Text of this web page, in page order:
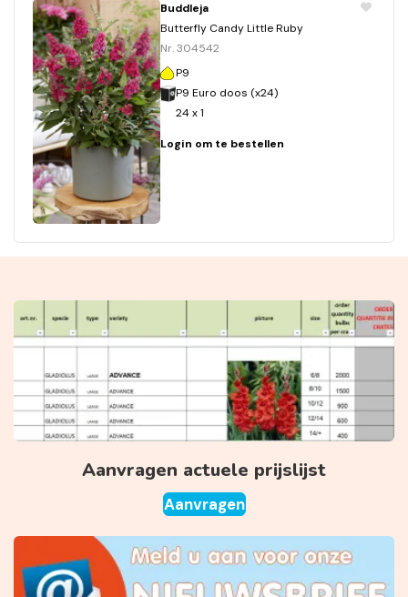
Buddleja
Butterfly Candy Little Ruby
Nr. 304542
P9
P9 Euro doos (x24)
24 x 1
Login om te bestellen
Aanvragen actuele prijslijst
Aanvragen